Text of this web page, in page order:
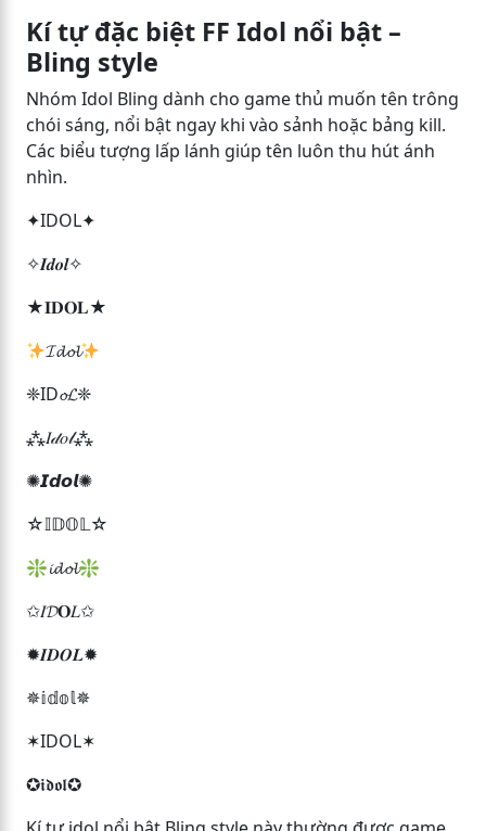
Kí tự đặc biệt FF Idol nổi bật –
Bling style
Nhóm Idol Bling dành cho game thủ muốn tên trông
chói sáng, nổi bật ngay khi vào sảnh hoặc bảng kill.
Các biểu tượng lấp lánh giúp tên luôn thu hút ánh
nhìn.
✦IDOL✦
✧𝑰𝒅𝒐𝒍✧
★𝐈𝐃𝐎𝐋★
𝓘𝓭𝓸𝓵
❈ID𝓸𝓛❈
⁂𝐼𝒹𝑜𝓁⁂
✺𝙄𝙙𝙤𝙡✺
☆𝕀𝔻𝕆𝕃☆
❇𝓲𝓭𝓸𝓵❇
✩𝐼𝓓𝐎𝐿✩
✹𝑰𝑫𝑶𝑳✹
✵𝕚𝕕𝕠𝕝✵
✶ΙDΟL✶
✪𝖎𝖉𝖔𝖑✪